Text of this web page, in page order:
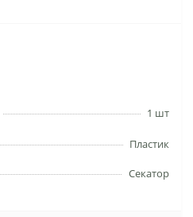
1 шт
Пластик
Секатор